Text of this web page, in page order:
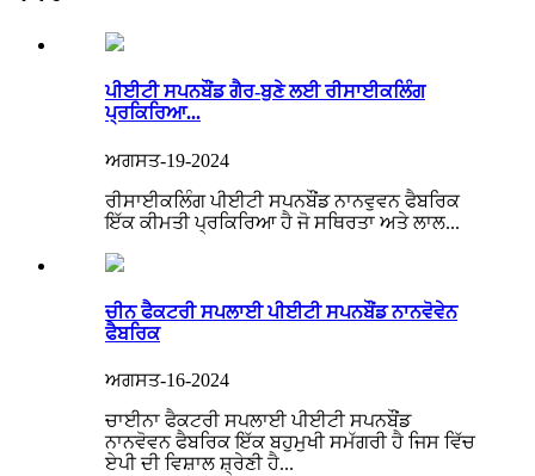
ਪੀਈਟੀ ਸਪਨਬੌਂਡ ਗੈਰ-ਬੁਣੇ ਲਈ ਰੀਸਾਈਕਲਿੰਗ
ਪ੍ਰਕਿਰਿਆ...
ਅਗਸਤ-19-2024
ਰੀਸਾਈਕਲਿੰਗ ਪੀਈਟੀ ਸਪਨਬੌਂਡ ਨਾਨਵੁਵਨ ਫੈਬਰਿਕ
ਇੱਕ ਕੀਮਤੀ ਪ੍ਰਕਿਰਿਆ ਹੈ ਜੋ ਸਥਿਰਤਾ ਅਤੇ ਲਾਲ...
ਚੀਨ ਫੈਕਟਰੀ ਸਪਲਾਈ ਪੀਈਟੀ ਸਪਨਬੌਂਡ ਨਾਨਵੋਵੇਨ
ਫੈਬਰਿਕ
ਅਗਸਤ-16-2024
ਚਾਈਨਾ ਫੈਕਟਰੀ ਸਪਲਾਈ ਪੀਈਟੀ ਸਪਨਬੌਂਡ
ਨਾਨਵੋਵਨ ਫੈਬਰਿਕ ਇੱਕ ਬਹੁਮੁਖੀ ਸਮੱਗਰੀ ਹੈ ਜਿਸ ਵਿੱਚ
ਏਪੀ ਦੀ ਵਿਸ਼ਾਲ ਸ਼੍ਰੇਣੀ ਹੈ...